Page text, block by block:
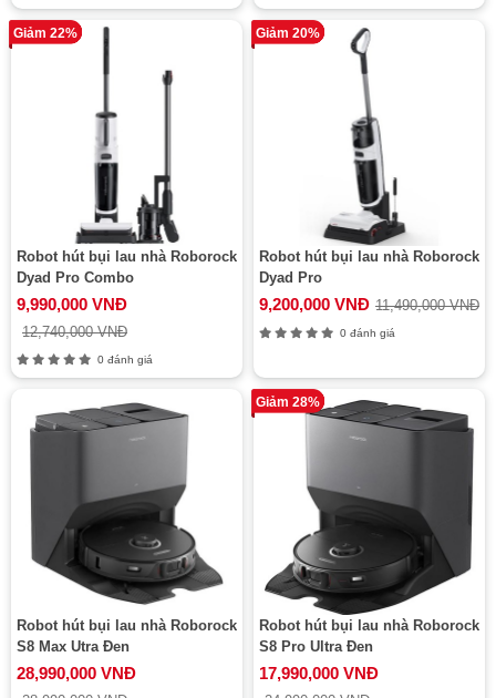
Giảm 22%
Robot hút bụi lau nhà Roborock
Dyad Pro Combo
9,990,000 VNĐ
12,740,000 VNĐ
0 đánh giá
Giảm 20%
Robot hút bụi lau nhà Roborock
Dyad Pro
9,200,000 VNĐ 11,490,000 VNĐ
0 đánh giá
Robot hút bụi lau nhà Roborock
S8 Max Utra Đen
28,990,000 VNĐ
Giảm 28%
Robot hút bụi lau nhà Roborock
S8 Pro Ultra Đen
17,990,000 VNĐ